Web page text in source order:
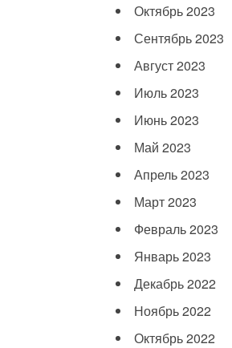
Октябрь 2023
Сентябрь 2023
Август 2023
Июль 2023
Июнь 2023
Май 2023
Апрель 2023
Март 2023
Февраль 2023
Январь 2023
Декабрь 2022
Ноябрь 2022
Октябрь 2022